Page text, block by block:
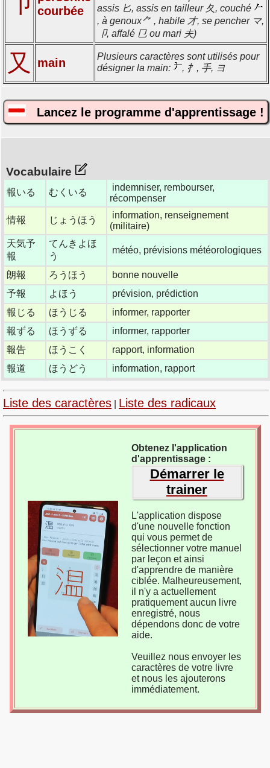
courbée
assis 匕, assis en tailleur 夂, couché
, à genoux⺈ , habile 才, se pencher マ,
卩, affalé 㔾 ou mari 夫)
又 main
Plusieurs caractères sont utilisés pour
désigner la main:
, 扌, 手, ヨ
Lancez le programme d'apprentissage !
Vocabulaire
報いる むくいる
indemniser, rembourser,
récompenser
情報 じょうほう
information, renseignement
(militaire)
天気予
報
てんきよほ
う
météo, prévisions météorologiques
朗報 ろうほう
bonne nouvelle
予報
よほう
prévision, prédiction
報じる
ほうじる
informer, rapporter
報ずる
ほうずる
informer, rapporter
報告
ほうこく
rapport, information
報道
ほうどう information, rapport
Liste des caractères Liste des radicaux
Obtenez l'application
d'apprentissage :
Démarrer le
trainer
L'application dispose
d'une nouvelle fonction
qui vous permet de
sélectionner votre manuel
par leçon et ainsi
d'apprendre de manière
ciblée. Malheureusement,
il n'y a actuellement
pratiquement aucun livre
enregistré, nous
dépendons donc de votre
aide.
Veuillez nous envoyer les
caractères de votre livre
et nous les ajouterons
immédiatement.